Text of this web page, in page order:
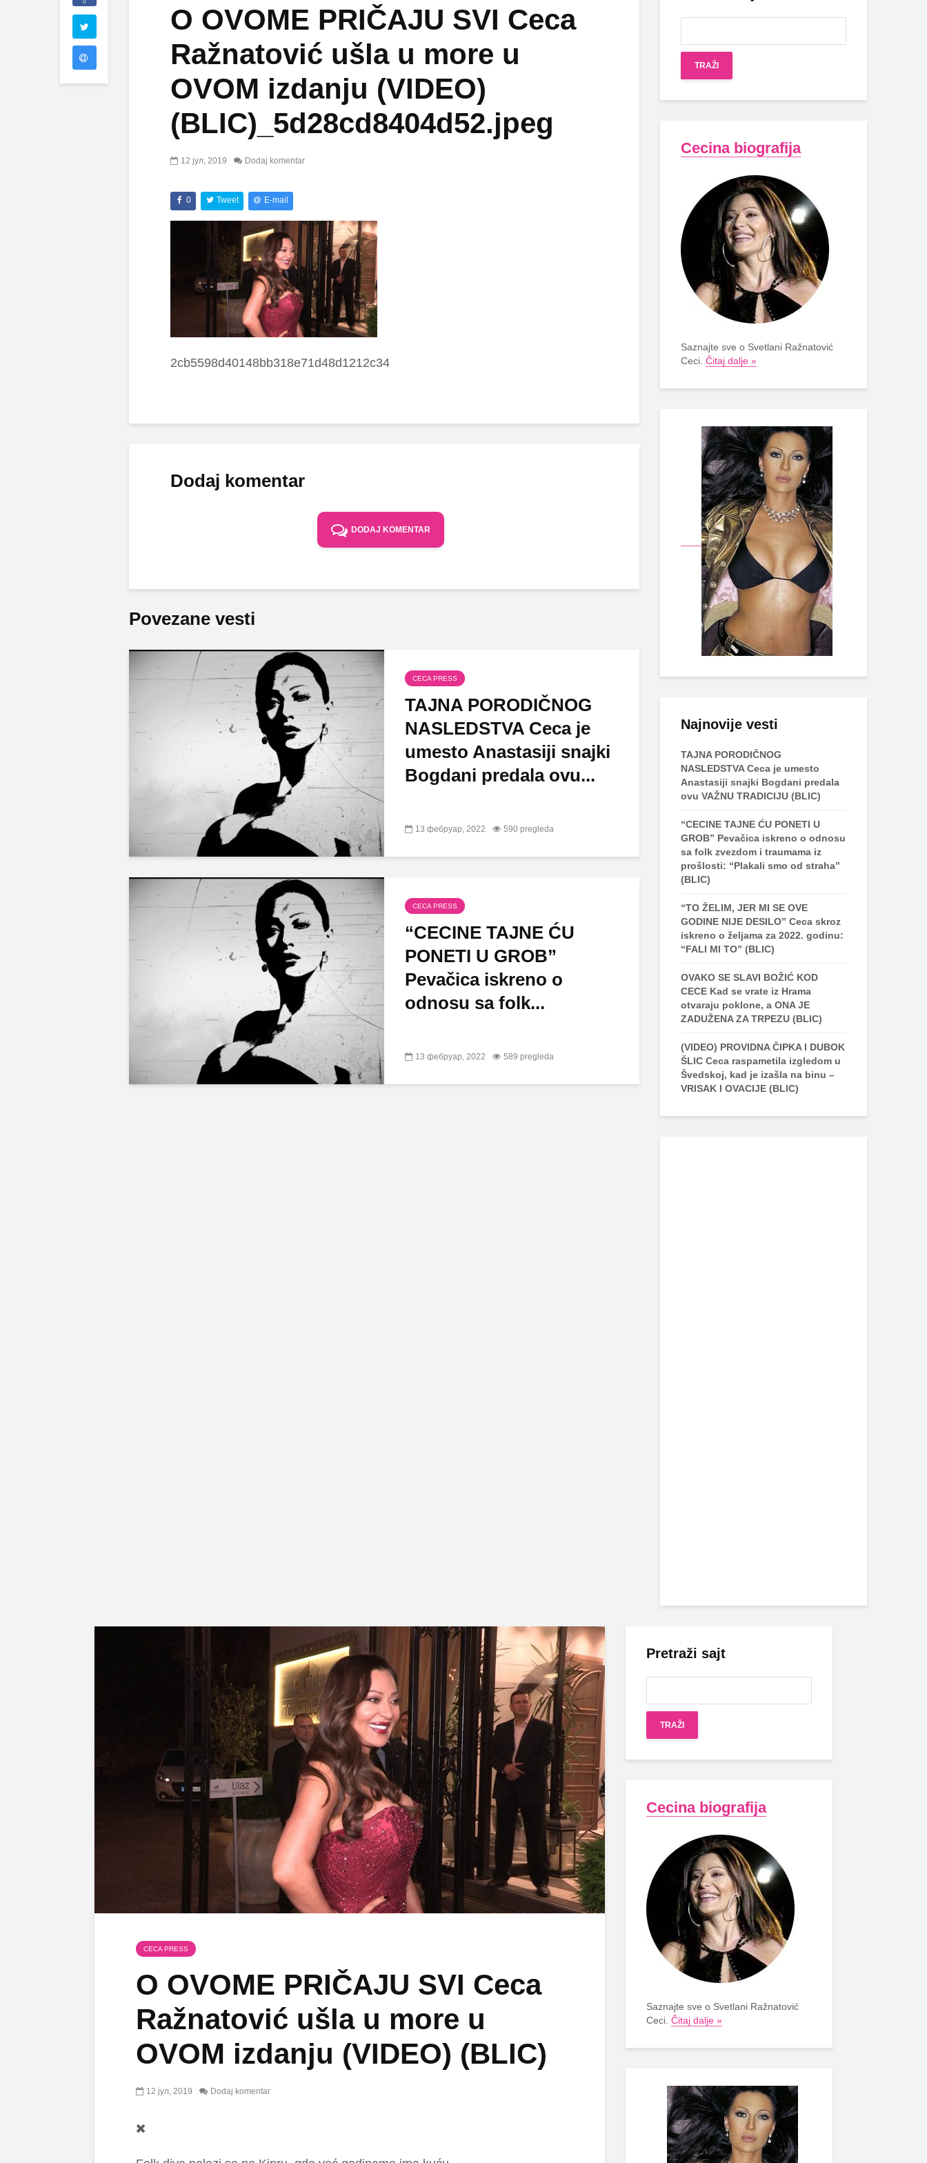
O OVOME PRIČAJU SVI Ceca
Ražnatović ušla u more u
OVOM izdanju (VIDEO)
(BLIC)_5d28cd8404d52.jpeg
12 јул, 2019 Dodaj komentar
0 Tweet E-mail
2cb5598d40148bb318e71d48d1212c34
Dodaj komentar
DODAJ KOMENTAR
Povezane vesti
CECA PRESS
TAJNA PORODIČNOG
NASLEDSTVA Ceca je
umesto Anastasiji snajki
Bogdani predala ovu...
13 фебруар, 2022 590 pregleda
CECA PRESS
“CECINE TAJNE ĆU
PONETI U GROB”
Pevačica iskreno o
odnosu sa folk...
13 фебруар, 2022 589 pregleda
Cecina biografija
Saznajte sve o Svetlani Ražnatović
Ceci. Čitaj dalje »
Najnovije vesti
TAJNA PORODIČNOG
NASLEDSTVA Ceca je umesto
Anastasiji snajki Bogdani predala
ovu VAŽNU TRADICIJU (BLIC)
“CECINE TAJNE ĆU PONETI U
GROB” Pevačica iskreno o odnosu
sa folk zvezdom i traumama iz
prošlosti: “Plakali smo od straha”
(BLIC)
“TO ŽELIM, JER MI SE OVE
GODINE NIJE DESILO” Ceca skroz
iskreno o željama za 2022. godinu:
“FALI MI TO” (BLIC)
OVAKO SE SLAVI BOŽIĆ KOD
CECE Kad se vrate iz Hrama
otvaraju poklone, a ONA JE
ZADUŽENA ZA TRPEZU (BLIC)
(VIDEO) PROVIDNA ČIPKA I DUBOK
ŠLIC Ceca raspametila izgledom u
Švedskoj, kad je izašla na binu –
VRISAK I OVACIJE (BLIC)
CECA PRESS
O OVOME PRIČAJU SVI Ceca
Ražnatović ušla u more u
OVOM izdanju (VIDEO) (BLIC)
12 јул, 2019 Dodaj komentar
Pretraži sajt
Cecina biografija
Saznajte sve o Svetlani Ražnatović
Ceci. Čitaj dalje »